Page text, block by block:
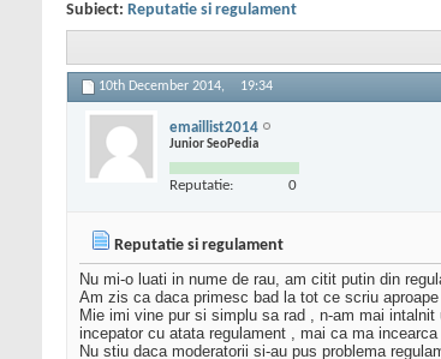
Subiect: Reputatie si regulament
10th December 2014, 19:34
emaillist2014
Junior SeoPedia
Reputatie: 0
Reputatie si regulament
Nu mi-o luati in nume de rau, am citit putin din
Am zis ca daca primesc bad la tot ce scriu
Mie imi vine pur si simplu sa rad , n-am mai
incepator cu atata regulament , mai ca ma
Nu stiu daca moderatorii si-au pus problema